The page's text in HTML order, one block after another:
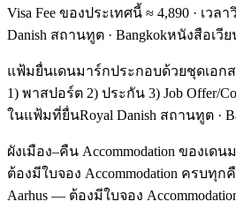
Visa Fee ของประเทศนี้ ≈ 4,890 · เวล
Danish สถานทูต · Bangkokหนังสือเวี
แฟ้มยื่นเดนมาร์กประกอบด้วยชุดเอก
1) พาสปอร์ต 2) ประกัน 3) Job Offer/
ในแฟ้มที่ยื่นRoyal Danish สถานทูต ·
ผังเมือง–คืน Accommodation ของเดน
ต้องมีใบจอง Accommodation ครบทุกคื
Aarhus — ต้องมีใบจอง